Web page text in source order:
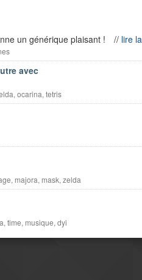
un générique plaisant ! // lire
avec
, ocarina, tetris
, majora, mask, zelda
, time, musique, dyi